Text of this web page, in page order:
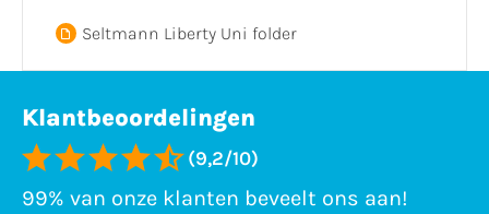
Seltmann Liberty Uni folder
Klantbeoordelingen
(9,2/10)
99% van onze klanten beveelt ons aan!